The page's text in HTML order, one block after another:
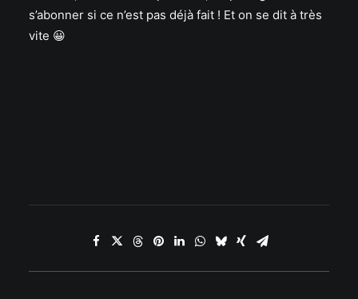
s’abonner si ce n’est pas déjà fait ! Et on se dit à très
vite 😀